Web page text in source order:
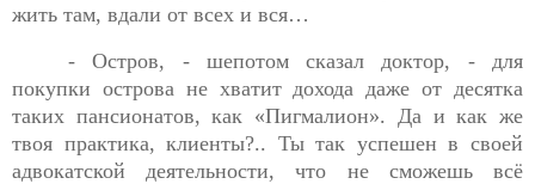
жить там, вдали от всех и вся…
- Остров, - шепотом сказал доктор, - для
покупки острова не хватит дохода даже от десятка
таких пансионатов, как «Пигмалион». Да и как же
твоя практика, клиенты?.. Ты так успешен в своей
адвокатской деятельности, что не сможешь всё